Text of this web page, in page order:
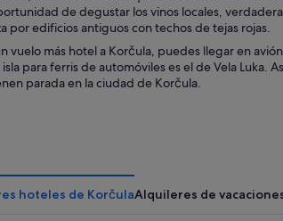
de degustar los vinos locales,
por edificios antiguos con techos de tejas rojas.
vuelo más hotel a Korčula, puedes llegar en
para ferris de automóviles es el de Vela Luka.
parada en la ciudad de Korčula.
hoteles de KorčulaAlquileres de